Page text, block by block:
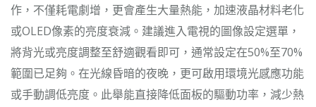
作，不僅耗電劇增，更會產生大量熱能，加速液晶材料老化
或OLED像素的亮度衰減。建議進入電視的圖像設定選單，
將背光或亮度調整至舒適觀看即可，通常設定在50%至70%
範圍已足夠。在光線昏暗的夜晚，更可啟用環境光感應功能
或手動調低亮度。此舉能直接降低面板的驅動功率，減少熱